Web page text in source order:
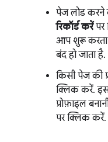
पेज लोड करने
रिकॉर्ड करेंपर
आप शुरू
बंद हो जाता है.
किसी पेज की
क्लिक करें.
प्रोफ़ाइल
पर क्लिक करें.